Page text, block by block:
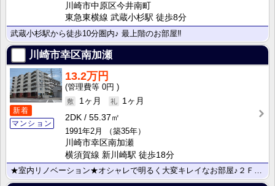
川崎市中原区今井南町
東急東横線 武蔵小杉駅 徒歩8分
武蔵小杉駅から徒歩10分圏内♪ 最上階のお部屋‼
川崎市幸区南加瀬
新着
マンション
13.2万円
0円
1ヶ月
1ヶ月
2DK
55.37㎡
1991年2月
（築35年）
川崎市幸区南加瀬
横須賀線 新川崎駅 徒歩18分
★室内リノベーション★オシャレで明るく大変キレイなお部屋♪２Ｆ以上,２面採光,オートロック,